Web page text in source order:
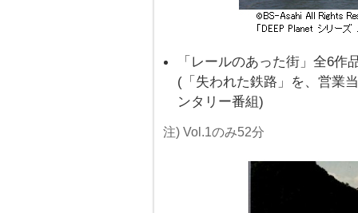
「レールのあった街」全6作
(「失われた鉄路」を、営業
ンタリー番組)
注) Vol.1のみ52分